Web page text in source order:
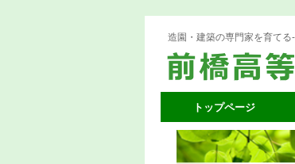
造園・建築の専門家を育て
ン
トップページ